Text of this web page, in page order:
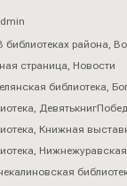
библиотеках района,
страница, Новости
библиотека,
,
, Книжная
, Нижнежуравская